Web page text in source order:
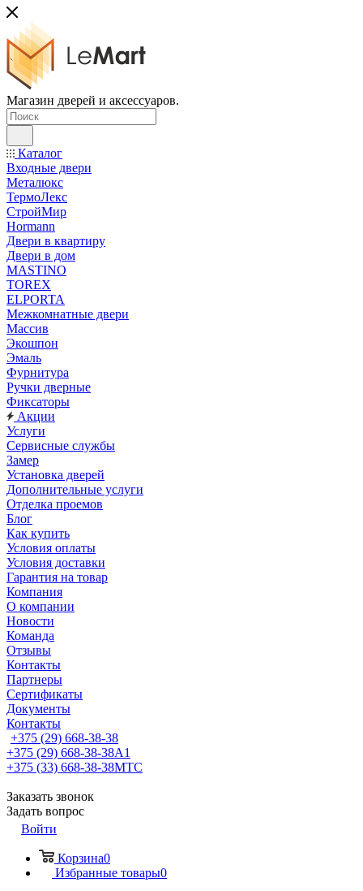
Магазин дверей и аксессуаров.
Каталог
Входные двери
Металюкс
ТермоЛекс
СтройМир
Hormann
Двери в квартиру
Двери в дом
MASTINO
TOREX
ELPORTA
Межкомнатные двери
Массив
Экошпон
Эмаль
Фурнитура
Ручки дверные
Фиксаторы
Акции
Услуги
Сервисные службы
Замер
Установка дверей
Дополнительные услуги
Отделка проемов
Блог
Как купить
Условия оплаты
Условия доставки
Гарантия на товар
Компания
О компании
Новости
Команда
Отзывы
Контакты
Партнеры
Сертификаты
Документы
Контакты
+375 (29) 668-38-38
+375 (29) 668-38-38A1
+375 (33) 668-38-38МТС
Заказать звонок
Задать вопрос
Войти
Корзина0
Избранные товары0